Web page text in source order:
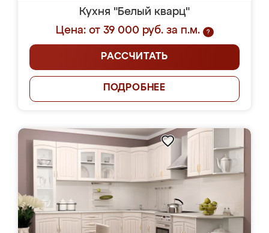
Кухня "Белый кварц"
Цена: от 39 000 руб. за п.м.
?
РАССЧИТАТЬ
ПОДРОБНЕЕ